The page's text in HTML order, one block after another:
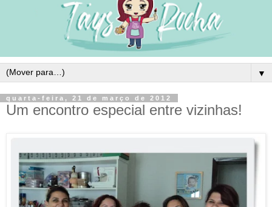
▼
quarta-feira, 21 de março de 2012
Um encontro especial entre vizinhas!